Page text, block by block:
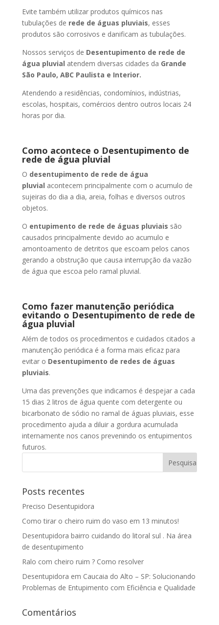
Evite também utilizar produtos químicos nas
tubulações de rede de águas pluviais, esses
produtos são corrosivos e danificam as tubulações.
Nossos serviços de Desentupimento de rede de
água pluvial atendem diversas cidades da Grande
São Paulo, ABC Paulista e Interior.
Atendendo a residências, condomínios, indústrias,
escolas, hospitais, comércios dentro outros locais 24
horas por dia.
Como acontece o Desentupimento de
rede de água pluvial
O desentupimento de rede de água
pluvial acontecem principalmente com o acumulo de
sujeiras do dia a dia, areia, folhas e diversos outros
objetos.
O entupimento de rede de águas pluviais são
causados principalmente devido ao acumulo e
amontoamento de detritos que escoam pelos canos
gerando a obstrução que causa interrupção da vazão
de água que escoa pelo ramal pluvial.
Como fazer manutenção periódica
evitando o Desentupimento de rede de
água pluvial
Além de todos os procedimentos e cuidados citados a
manutenção periódica é a forma mais eficaz para
evitar o Desentupimento de redes de águas
pluviais.
Uma das prevenções que indicamos é despejar a cada
15 dias 2 litros de água quente com detergente ou
bicarbonato de sódio no ramal de águas pluviais, esse
procedimento ajuda a diluir a gordura acumulada
internamente nos canos prevenindo os entupimentos
futuros.
Posts recentes
Preciso Desentupidora
Como tirar o cheiro ruim do vaso em 13 minutos!
Desentupidora bairro cuidando do litoral sul . Na área
de desentupimento
Ralo com cheiro ruim ? Como resolver
Desentupidora em Caucaia do Alto – SP: Solucionando
Problemas de Entupimento com Eficiência e Qualidade
Comentários